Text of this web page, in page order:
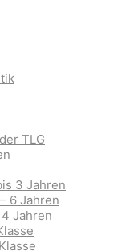
TLG
3 Jahren
6 Jahren
Jahren